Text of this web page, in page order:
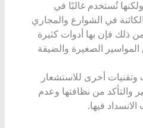
تُستخدم غالبًا في
في الشوارع والمجاري
ذلك فإن بها أدوات كثيرة
الصغيرة والضيقة
أخرى للاستشعار
والتأكد من نظافتها وعدم
فيها.